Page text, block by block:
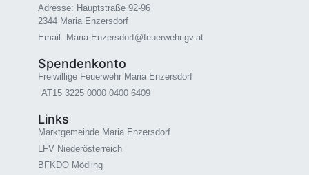
Adresse: Hauptstraße 92-96
2344 Maria Enzersdorf
Email: Maria-Enzersdorf@feuerwehr.gv.at
Spendenkonto
Freiwillige Feuerwehr Maria Enzersdorf
AT15 3225 0000 0400 6409
Links
Marktgemeinde Maria Enzersdorf
LFV Niederösterreich
BFKDO Mödling